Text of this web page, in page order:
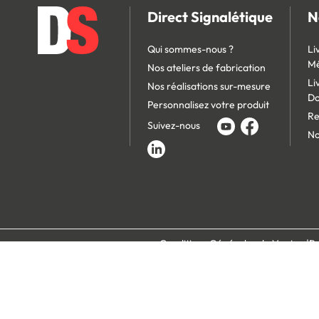
Direct Signalétique
Qui sommes-nous ?
Nos ateliers de fabrication
Nos réalisations sur-mesure
Personnalisez votre produit
Suivez-nous
Conditions Générales de Vente